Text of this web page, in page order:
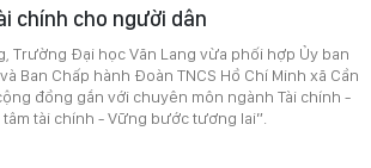
chính cho người dân
Trường Đại học Văn Lang vừa phối hợp Ủy ban
Ban Chấp hành Đoàn TNCS Hồ Chí Minh xã Cần
đồng gắn với chuyên môn ngành Tài chính -
tài chính - Vững bước tương lai”.